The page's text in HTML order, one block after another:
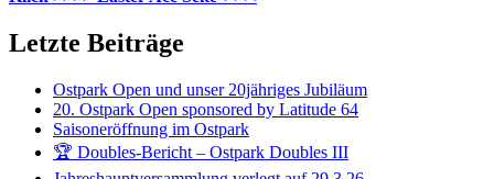
Letzte Beiträge
Ostpark Open und unser 20jähriges Jubiläum
20. Ostpark Open sponsored by Latitude 64
Saisoneröffnung im Ostpark
🏆 Doubles-Bericht – Ostpark Doubles III